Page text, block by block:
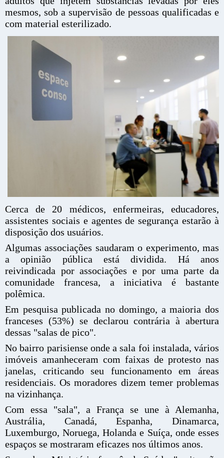
mesmos, sob a supervisão de pessoas qualificadas e
com material esterilizado.
Cerca de 20 médicos, enfermeiras, educadores,
assistentes sociais e agentes de segurança estarão à
disposição dos usuários.
Algumas associações saudaram o experimento, mas
a opinião pública está dividida. Há anos
reivindicada por associações e por uma parte da
comunidade francesa, a iniciativa é bastante
polêmica.
Em pesquisa publicada no domingo, a maioria dos
franceses (53%) se declarou contrária à abertura
dessas "salas de pico".
No bairro parisiense onde a sala foi instalada, vários
imóveis amanheceram com faixas de protesto nas
janelas, criticando seu funcionamento em áreas
residenciais. Os moradores dizem temer problemas
na vizinhança.
Com essa "sala", a França se une à Alemanha,
Austrália, Canadá, Espanha, Dinamarca,
Luxemburgo, Noruega, Holanda e Suíça, onde esses
espaços se mostraram eficazes nos últimos anos.